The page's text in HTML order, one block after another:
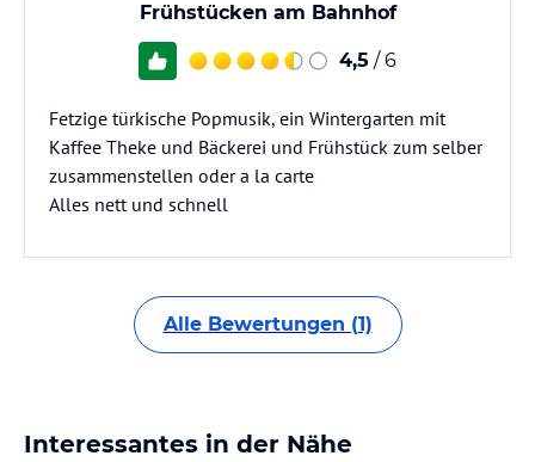
Frühstücken am Bahnhof
4,5 / 6
Fetzige türkische Popmusik, ein Wintergarten mit
Kaffee Theke und Bäckerei und Frühstück zum selber
zusammenstellen oder a la carte
Alles nett und schnell
Alle Bewertungen (1)
Interessantes in der Nähe